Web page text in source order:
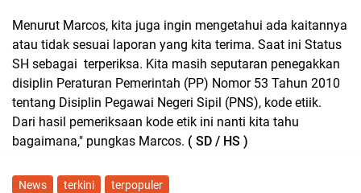
Menurut Marcos, kita juga ingin mengetahui ada kaitannya
atau tidak sesuai laporan yang kita terima. Saat ini Status
SH sebagai terperiksa. Kita masih seputaran penegakkan
disiplin Peraturan Pemerintah (PP) Nomor 53 Tahun 2010
tentang Disiplin Pegawai Negeri Sipil (PNS), kode etiik.
Dari hasil pemeriksaan kode etik ini nanti kita tahu
bagaimana," pungkas Marcos. ( SD / HS )
News terkini terpopuler